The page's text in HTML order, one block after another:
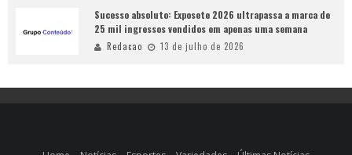
Sucesso absoluto: Exposete 2026 ultrapassa a marca de
25 mil ingressos vendidos em apenas uma semana
Redacao 13 de julho de 2026